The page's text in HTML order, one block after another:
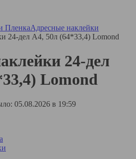
ПленкаАдресные наклейки
24-дел A4, 50л (64*33,4) Lomond
24-дел
Lomond
05.08.2026 в 19:59